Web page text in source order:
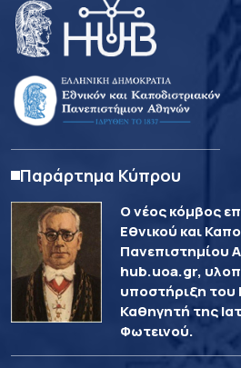
Παράρτημα Κύπρου
Ο νέος κόμβος
Εθνικού και
Πανεπιστημίου
hub.uoa.gr,
υποστήριξη
Καθηγητή της
Φωτεινού.